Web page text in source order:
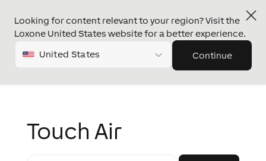
Looking for content relevant to your region? Visit the
Loxone United States website for a better experience.
United States Continue
Touch Air